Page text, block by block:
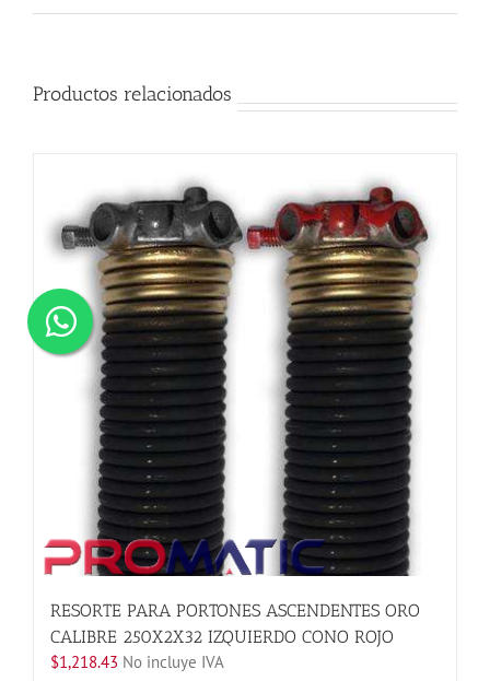
Productos relacionados
RESORTE PARA PORTONES ASCENDENTES ORO
CALIBRE 250X2X32 IZQUIERDO CONO ROJO
$1,218.43 No incluye IVA